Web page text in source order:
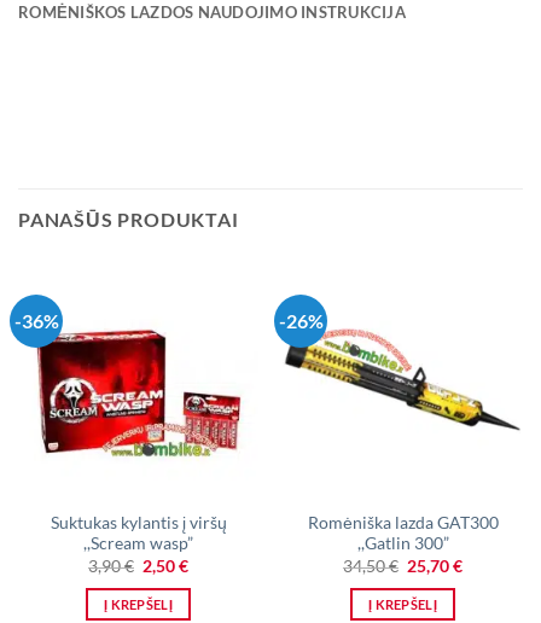
ROMĖNIŠKOS LAZDOS NAUDOJIMO INSTRUKCIJA
PANAŠŪS PRODUKTAI
-36%
Suktukas kylantis į viršų
,,Scream wasp”
3,90€ Original
price
was:
3,90 €.
2,50€Current
is:
Į KREPŠELĮ
-26%
Romėniška lazda GAT300
,,Gatlin 300”
34,50€ Original
price
was:
34,50 €.
25,70€Current
Į KREPŠELĮ